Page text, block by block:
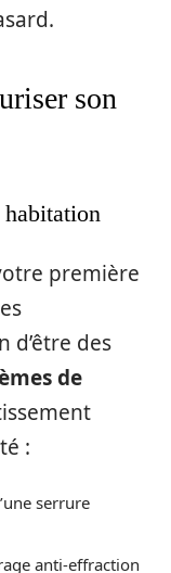
son
habitation
première
d’être des
de
:
serrure
anti-effraction